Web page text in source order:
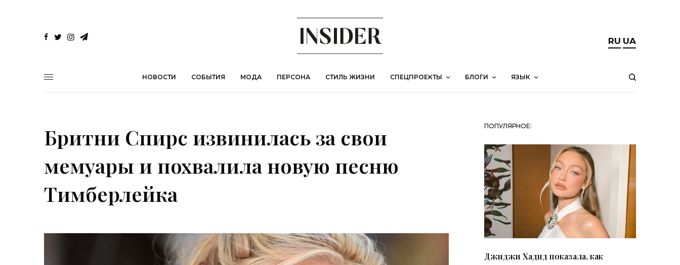
RU UA
НОВОСТИ СОБЫТИЯ МОДА ПЕРСОНА СТИЛЬ ЖИЗНИ СПЕЦПРОЕКТЫ БЛОГИ ЯЗЫК
Бритни Спирс извинилась за свои
мемуары и похвалила новую песню
Тимберлейка
ПОПУЛЯРНОЕ:
Джиджи Хадид показала, как